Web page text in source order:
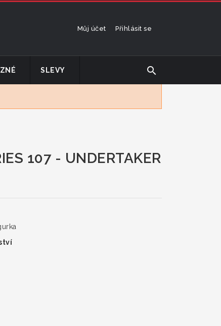
Můj účet Přihlásit se
SLEVY search
107 - UNDERTAKER